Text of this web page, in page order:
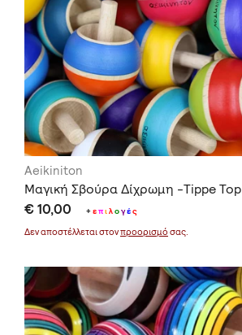
Aeikiniton
Μαγική Σβούρα Δίχρωμη -Tippe Top
€ 10,00 +επιλογές
Δεν αποστέλλεται στονπροορισμό σας.